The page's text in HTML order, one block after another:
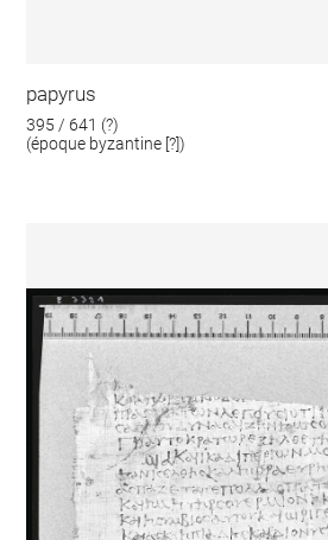
papyrus
395 / 641 (?)
(époque byzantine [?])